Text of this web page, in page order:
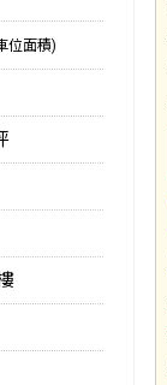
位面積)